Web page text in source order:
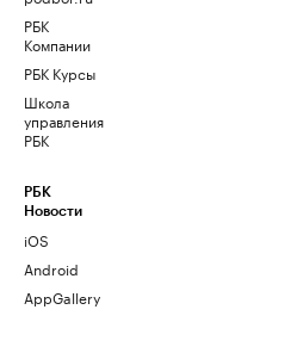
РБК
Компании
РБК Курсы
Школа
управления
РБК
РБК
Новости
iOS
Android
AppGallery